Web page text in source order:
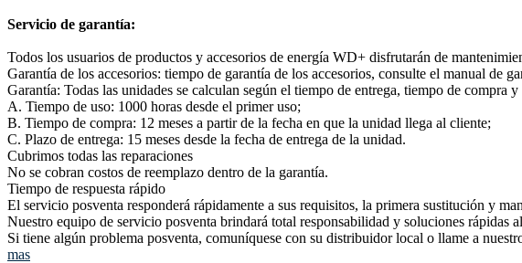
Servicio de garantía:
Todos los usuarios de productos y accesorios de energía WD+ disfrutarán de
Garantía de los accesorios: tiempo de garantía de los accesorios, consulte el manual de
Garantía: Todas las unidades se calculan según el tiempo de entrega, tiempo de compra
A. Tiempo de uso: 1000 horas desde el primer uso;
B. Tiempo de compra: 12 meses a partir de la fecha en que la unidad llega al cliente;
C. Plazo de entrega: 15 meses desde la fecha de entrega de la unidad.
Cubrimos todas las reparaciones
No se cobran costos de reemplazo dentro de la garantía.
Tiempo de respuesta rápido
El servicio posventa responderá rápidamente a sus requisitos, la primera sustitución y
Nuestro equipo de servicio posventa brindará total responsabilidad y soluciones rápidas
Si tiene algún problema posventa, comuníquese con su distribuidor local o llame a
mas